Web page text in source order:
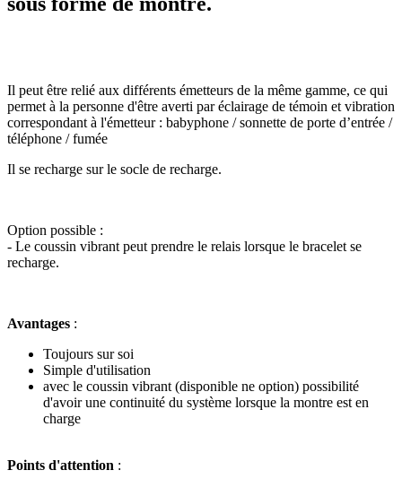
Il peut être relié aux différents émetteurs de la même gamme, ce qui
permet à la personne d'être averti par éclairage de témoin et vibration
correspondant à l'émetteur : babyphone / sonnette de porte d’entrée /
téléphone / fumée
Il se recharge sur le socle de recharge.
Option possible :
- Le coussin vibrant peut prendre le relais lorsque le bracelet se
recharge.
Avantages :
Toujours sur soi
Simple d'utilisation
avec le coussin vibrant (disponible ne option) possibilité
d'avoir une continuité du système lorsque la montre est en
charge
Points d'attention :